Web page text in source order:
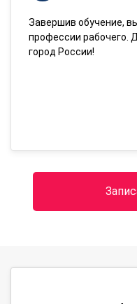
Завершив обучение,
профессии рабочего.
город России!